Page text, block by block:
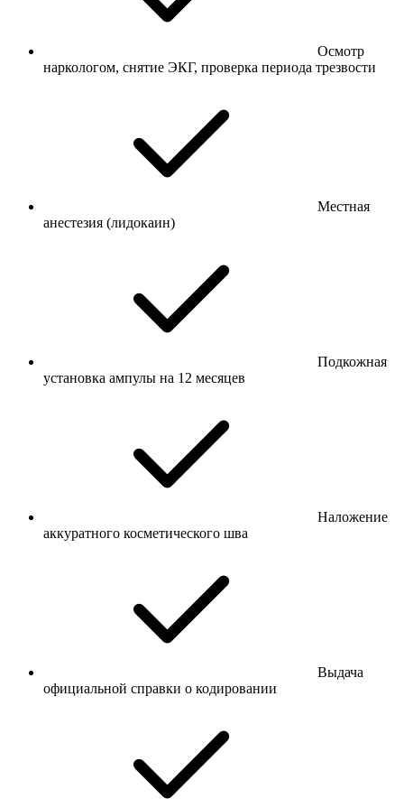
Осмотр
наркологом, снятие ЭКГ, проверка периода трезвости
Местная
анестезия (лидокаин)
Подкожная
установка ампулы на 12 месяцев
Наложение
аккуратного косметического шва
Выдача
официальной справки о кодировании